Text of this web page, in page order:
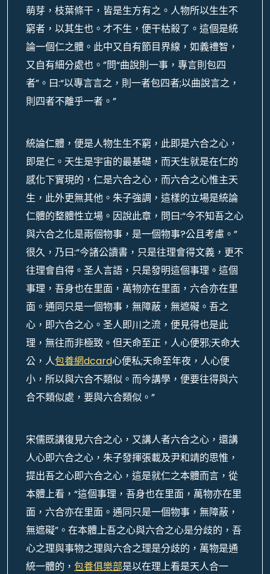
萌芽，枝葉條干，皆是生方有之。人物所以生生不
窮者，以其生也。才不生，便干枯殺了。這個是統
論一個仁之體。此中又自有節目界線，如義禮智，
又自有細分處也。”問“曲說則一事，專言則包四
者”。曰:“以專言言之，則一者包四者;以曲說言之，
則四者不離乎一者。”
統論仁體，便是人物生生不窮，此即是六合之心，
即是仁。天生是宇宙的最基礎，而天生就是在仁的
感化下實現的，仁是六合之心，而六合之心惟主天
生，此外更無其他。朱子強調，這樣的立場是統論
仁體的整體性立場。因說此章，問曰:“今不知吾之心
與六合之化是兩個物事，是一個物事?公且考慮。”
很久，乃曰:“今諸公讀書，只是往理會得文義，更不
往理會自得。圣人言語，只是發明這個事理。這個
事理，吾身也在里面，萬物亦在里面，六合亦在里
面。通同只是一個物事，無障蔽，無遮礙。吾之
心，即六合之心。圣人即川之流，便見得也是此
理，無往而非極致。但天命至正，人心便邪;天命大
公，人包養網dcard心便私;天命至年夜，人心便
小，所以與六合不類似。而今講學，便要往得與六
合不類似處，要與六合類似。”
宋儒既講復見六合之心，又講人者六合之心，還講
人心即六合之心，朱子發揮張載及尹和靖的思惟，
提出吾之心即六合之心，這是就仁之本體而言，從
本體上看，“這個事理，吾身也在里面，萬物亦在里
面，六合亦在里面。通同只是一個物事，無障蔽，
無遮礙”。在本體上吾之心與六合之心是分歧的，吾
心之理與事物之理與六合之理是分歧的，萬物是通
統一體的， 包養俱樂部是以在理上看是天人合一